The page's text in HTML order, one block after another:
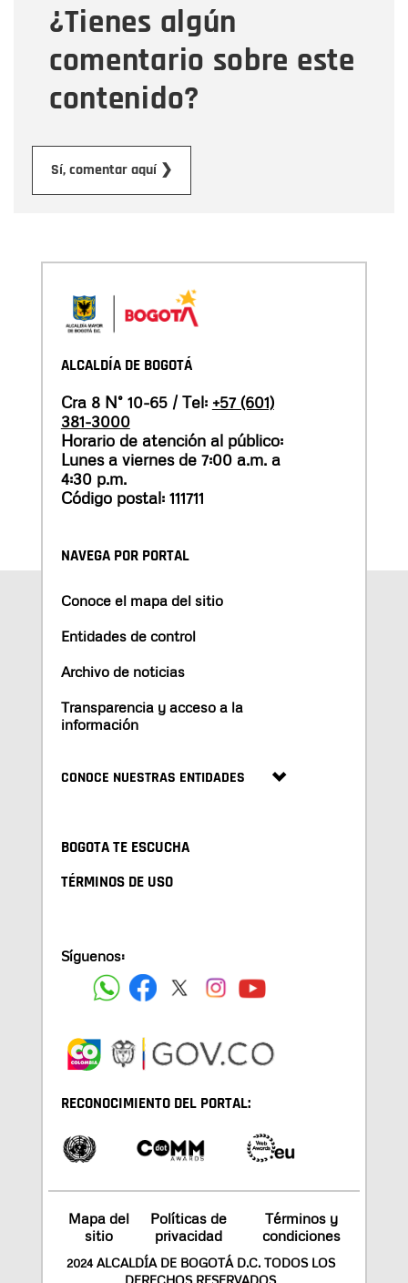
¿Tienes algún
comentario sobre este
contenido?
Sí, comentar aquí ❯
Mensaje
ALCALDÍA DE BOGOTÁ
Cra 8 N° 10-65 / Tel: +57 (601)
381-3000
Horario de atención al público:
Lunes a viernes de 7:00 a.m. a
4:30 p.m.
Código postal: 111711
NAVEGA POR PORTAL
Conoce el mapa del sitio
Entidades de control
Archivo de noticias
Transparencia y acceso a la
información
CONOCE NUESTRAS ENTIDADES
BOGOTA TE ESCUCHA
TÉRMINOS DE USO
Síguenos:
RECONOCIMIENTO DEL PORTAL:
Mapa del
sitio
Políticas de
privacidad
Términos y
condiciones
2024 ALCALDÍA DE BOGOTÁ D.C. TODOS LOS